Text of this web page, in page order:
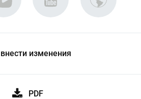
внести изменения
PDF